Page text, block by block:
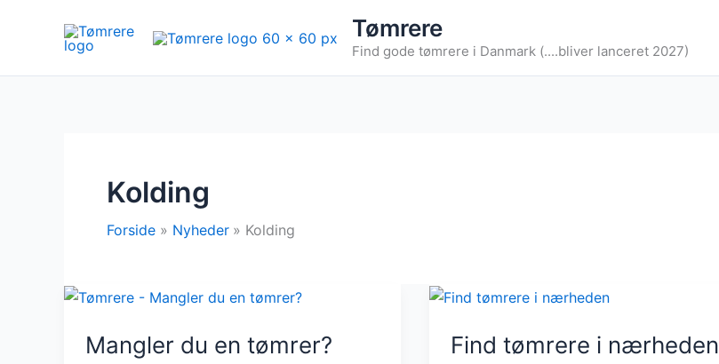
Tømrere
Find gode tømrere i Danmark (....bliver lanceret 2027)
Kolding
Forside Nyheder Kolding
Mangler du en tømrer? Find tømrere i nærheden